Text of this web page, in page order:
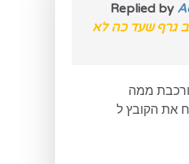
Replied by
גרף שעד כה לא
ממה
את הקובץ ל